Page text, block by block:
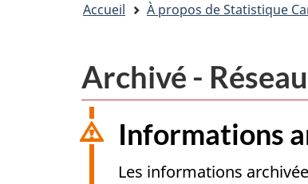
Accueil À propos de Statistique
Archivé -
Informations
Les informations